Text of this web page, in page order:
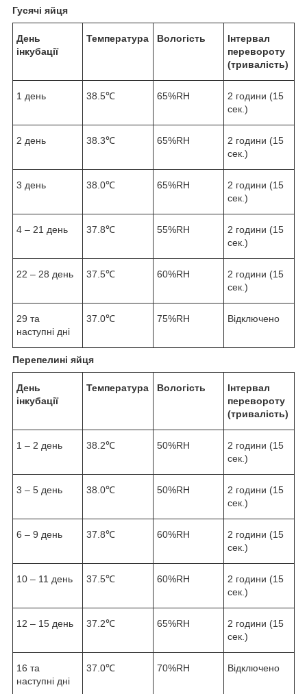
Гусячі яйця
День
інкубації
Температура Вологість
Інтервал
перевороту
(тривалість)
1 день 38.5℃ 65%RH
2 години (15
сек.)
2 день 38.3℃ 65%RH
2 години (15
сек.)
3 день 38.0℃ 65%RH
2 години (15
сек.)
4 – 21 день 37.8℃ 55%RH
2 години (15
сек.)
22 – 28 день 37.5℃ 60%RH
2 години (15
сек.)
29 та
наступні дні
37.0℃ 75%RH Відключено
Перепелині яйця
День
інкубації
Температура Вологість
Інтервал
перевороту
(тривалість)
1 – 2 день 38.2℃ 50%RH
2 години (15
сек.)
3 – 5 день 38.0℃ 50%RH
2 години (15
сек.)
6 – 9 день 37.8℃ 60%RH
2 години (15
сек.)
10 – 11 день 37.5℃ 60%RH
2 години (15
сек.)
12 – 15 день 37.2℃ 65%RH
2 години (15
сек.)
16 та
наступні дні
37.0℃ 70%RH Відключено